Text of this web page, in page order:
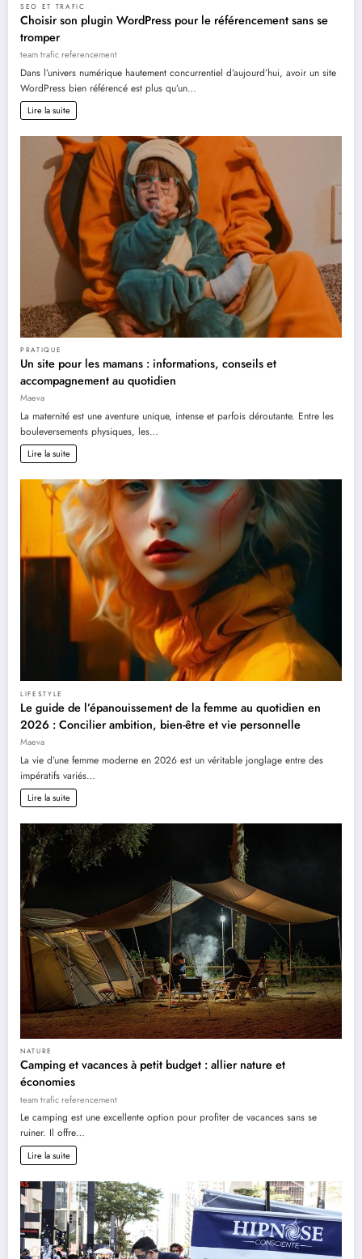
SEO ET TRAFIC
Choisir son plugin WordPress pour le référencement sans se
tromper
team trafic referencement
Dans l’univers numérique hautement concurrentiel d’aujourd’hui, avoir un site
WordPress bien référencé est plus qu’un…
Lire la suite
PRATIQUE
Un site pour les mamans : informations, conseils et
accompagnement au quotidien
Maeva
La maternité est une aventure unique, intense et parfois déroutante. Entre les
bouleversements physiques, les…
Lire la suite
LIFESTYLE
Le guide de l’épanouissement de la femme au quotidien en
2026 : Concilier ambition, bien-être et vie personnelle
Maeva
La vie d’une femme moderne en 2026 est un véritable jonglage entre des
impératifs variés…
Lire la suite
NATURE
Camping et vacances à petit budget : allier nature et
économies
team trafic referencement
Le camping est une excellente option pour profiter de vacances sans se
ruiner. Il offre…
Lire la suite